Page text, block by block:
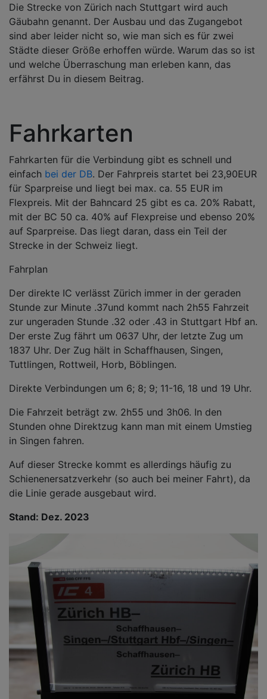
Die Strecke von Zürich nach Stuttgart wird auch
Gäubahn genannt. Der Ausbau und das Zugangebot
sind aber leider nicht so, wie man sich es für zwei
Städte dieser Größe erhoffen würde. Warum das so ist
und welche Überraschung man erleben kann, das
erfährst Du in diesem Beitrag.
Fahrkarten
Fahrkarten für die Verbindung gibt es schnell und
einfach bei der DB. Der Fahrpreis startet bei 23,90EUR
für Sparpreise und liegt bei max. ca. 55 EUR im
Flexpreis. Mit der Bahncard 25 gibt es ca. 20% Rabatt,
mit der BC 50 ca. 40% auf Flexpreise und ebenso 20%
auf Sparpreise. Das liegt daran, dass ein Teil der
Strecke in der Schweiz liegt.
Fahrplan
Der direkte IC verlässt Zürich immer in der geraden
Stunde zur Minute .37und kommt nach 2h55 Fahrzeit
zur ungeraden Stunde .32 oder .43 in Stuttgart Hbf an.
Der erste Zug fährt um 0637 Uhr, der letzte Zug um
1837 Uhr. Der Zug hält in Schaffhausen, Singen,
Tuttlingen, Rottweil, Horb, Böblingen.
Direkte Verbindungen um 6; 8; 9; 11-16, 18 und 19 Uhr.
Die Fahrzeit beträgt zw. 2h55 und 3h06. In den
Stunden ohne Direktzug kann man mit einem Umstieg
in Singen fahren.
Auf dieser Strecke kommt es allerdings häufig zu
Schienenersatzverkehr (so auch bei meiner Fahrt), da
die Linie gerade ausgebaut wird.
Stand: Dez. 2023